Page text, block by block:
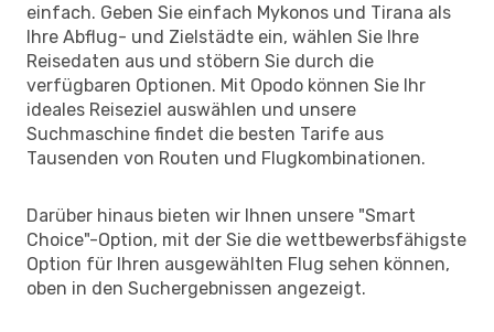
einfach. Geben Sie einfach Mykonos und Tirana als
Ihre Abflug- und Zielstädte ein, wählen Sie Ihre
Reisedaten aus und stöbern Sie durch die
verfügbaren Optionen. Mit Opodo können Sie Ihr
ideales Reiseziel auswählen und unsere
Suchmaschine findet die besten Tarife aus
Tausenden von Routen und Flugkombinationen.
Darüber hinaus bieten wir Ihnen unsere "Smart
Choice"-Option, mit der Sie die wettbewerbsfähigste
Option für Ihren ausgewählten Flug sehen können,
oben in den Suchergebnissen angezeigt.